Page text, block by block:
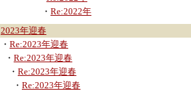
・ Re:2022年
2023年迎春
・ Re:2023年迎春
・ Re:2023年迎春
・ Re:2023年迎春
・ Re:2023年迎春